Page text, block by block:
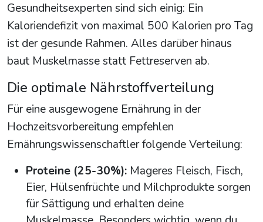
Gesundheitsexperten sind sich einig: Ein
Kaloriendefizit von maximal 500 Kalorien pro Tag
ist der gesunde Rahmen. Alles darüber hinaus
baut Muskelmasse statt Fettreserven ab.
Die optimale Nährstoffverteilung
Für eine ausgewogene Ernährung in der
Hochzeitsvorbereitung empfehlen
Ernährungswissenschaftler folgende Verteilung:
Proteine (25-30%): Mageres Fleisch, Fisch,
Eier, Hülsenfrüchte und Milchprodukte sorgen
für Sättigung und erhalten deine